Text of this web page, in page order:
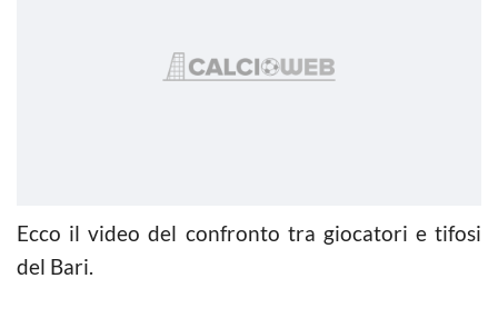
Ecco il video del confronto tra giocatori e tifosi
del Bari.